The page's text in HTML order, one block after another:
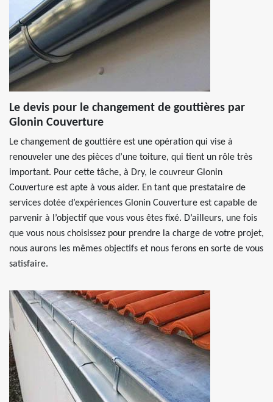
Le devis pour le changement de gouttières par
Glonin Couverture
Le changement de gouttière est une opération qui vise à
renouveler une des pièces d’une toiture, qui tient un rôle très
important. Pour cette tâche, à Dry, le couvreur Glonin
Couverture est apte à vous aider. En tant que prestataire de
services dotée d’expériences Glonin Couverture est capable de
parvenir à l’objectif que vous vous êtes fixé. D’ailleurs, une fois
que vous nous choisissez pour prendre la charge de votre projet,
nous aurons les mêmes objectifs et nous ferons en sorte de vous
satisfaire.